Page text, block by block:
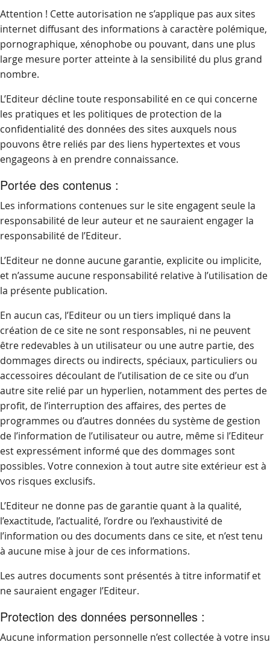
Attention ! Cette autorisation ne s’applique pas aux sites
internet diffusant des informations à caractère polémique,
pornographique, xénophobe ou pouvant, dans une plus
large mesure porter atteinte à la sensibilité du plus grand
nombre.
L’Editeur décline toute responsabilité en ce qui concerne
les pratiques et les politiques de protection de la
confidentialité des données des sites auxquels nous
pouvons être reliés par des liens hypertextes et vous
engageons à en prendre connaissance.
Portée des contenus :
Les informations contenues sur le site engagent seule la
responsabilité de leur auteur et ne sauraient engager la
responsabilité de l’Editeur.
L’Editeur ne donne aucune garantie, explicite ou implicite,
et n’assume aucune responsabilité relative à l’utilisation de
la présente publication.
En aucun cas, l’Editeur ou un tiers impliqué dans la
création de ce site ne sont responsables, ni ne peuvent
être redevables à un utilisateur ou une autre partie, des
dommages directs ou indirects, spéciaux, particuliers ou
accessoires découlant de l’utilisation de ce site ou d’un
autre site relié par un hyperlien, notamment des pertes de
profit, de l’interruption des affaires, des pertes de
programmes ou d’autres données du système de gestion
de l’information de l’utilisateur ou autre, même si l’Editeur
est expressément informé que des dommages sont
possibles. Votre connexion à tout autre site extérieur est à
vos risques exclusifs.
L’Editeur ne donne pas de garantie quant à la qualité,
l’exactitude, l’actualité, l’ordre ou l’exhaustivité de
l’information ou des documents dans ce site, et n’est tenu
à aucune mise à jour de ces informations.
Les autres documents sont présentés à titre informatif et
ne sauraient engager l’Editeur.
Protection des données personnelles :
Aucune information personnelle n’est collectée à votre insu